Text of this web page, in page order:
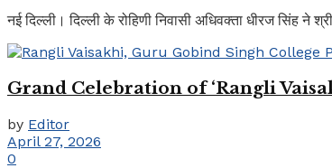
नई दिल्ली। दिल्ली के रोहिणी निवासी अधिवक्ता धीरज सिंह ने
Grand Celebration of ‘Rangli
by Editor
April 27, 2026
0